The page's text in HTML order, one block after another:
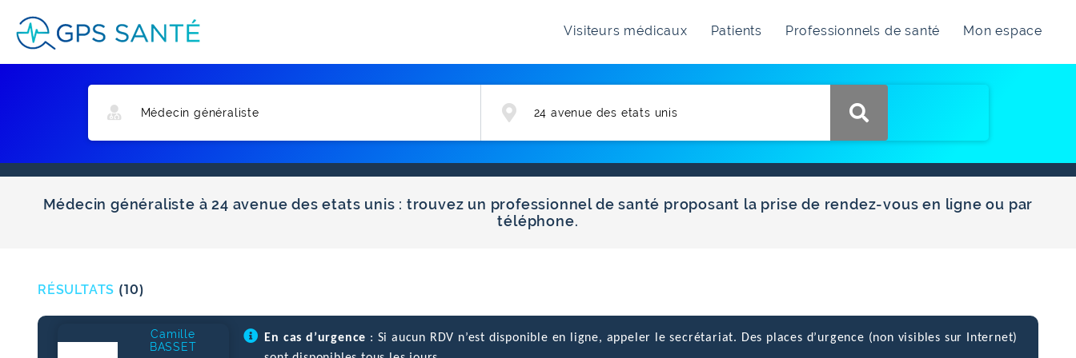
Visiteurs médicaux Patients Professionnels de santé Mon espace
Médecin généraliste à 24 avenue des etats unis : trouvez un professionnel de santé proposant la prise de rendez-vous en ligne ou par
téléphone.
RÉSULTATS (10)
Camille
BASSET
En cas d’urgence : Si aucun RDV n’est disponible en ligne, appeler le secrétariat. Des places d’urgence (non visibles sur Internet)